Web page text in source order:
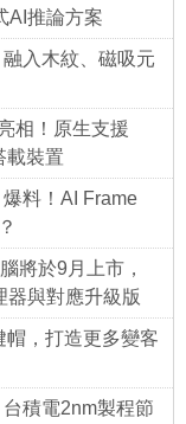
AI推論方案
入木紋、磁吸元
相！原生支援
載裝置
料！AI Frame
將於9月上市，
器與對應升級版
，打造更多變客
積電2nm製程節